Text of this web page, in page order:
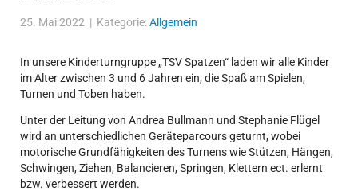
25. Mai 2022 | Kategorie:Allgemein
In unsere Kinderturngruppe „TSV Spatzen“ laden wir alle Kinder
im Alter zwischen 3 und 6 Jahren ein, die Spaß am Spielen,
Turnen und Toben haben.
Unter der Leitung von Andrea Bullmann und Stephanie Flügel
wird an unterschiedlichen Geräteparcours geturnt, wobei
motorische Grundfähigkeiten des Turnens wie Stützen, Hängen,
Schwingen, Ziehen, Balancieren, Springen, Klettern ect. erlernt
bzw. verbessert werden.